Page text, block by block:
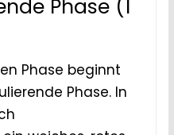
Phase (1
Phase beginnt
Phase. In